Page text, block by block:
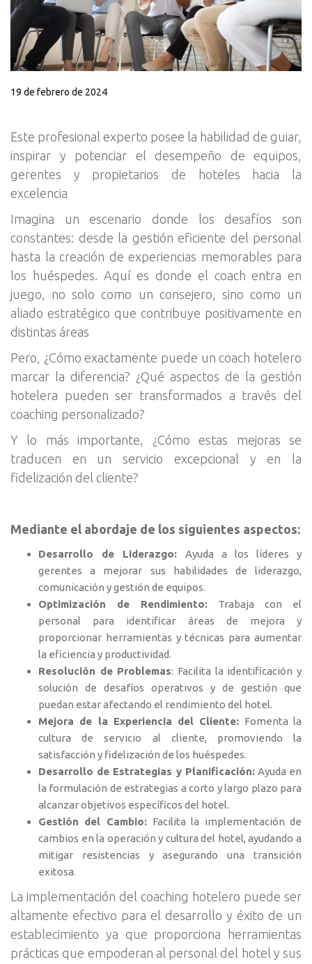
19 de febrero de 2024
Este profesional experto posee la habilidad de guiar,
inspirar y potenciar el desempeño de equipos,
gerentes y propietarios de hoteles hacia la
excelencia
Imagina un escenario donde los desafíos son
constantes: desde la gestión eficiente del personal
hasta la creación de experiencias memorables para
los huéspedes. Aquí es donde el coach entra en
juego, no solo como un consejero, sino como un
aliado estratégico que contribuye positivamente en
distintas áreas
Pero, ¿Cómo exactamente puede un coach hotelero
marcar la diferencia? ¿Qué aspectos de la gestión
hotelera pueden ser transformados a través del
coaching personalizado?
Y lo más importante, ¿Cómo estas mejoras se
traducen en un servicio excepcional y en la
fidelización del cliente?
Mediante el abordaje de los siguientes aspectos:
Desarrollo de Liderazgo: Ayuda a los líderes y
gerentes a mejorar sus habilidades de liderazgo,
comunicación y gestión de equipos.
Optimización de Rendimiento: Trabaja con el
personal para identificar áreas de mejora y
proporcionar herramientas y técnicas para aumentar
la eficiencia y productividad.
Resolución de Problemas: Facilita la identificación y
solución de desafíos operativos y de gestión que
puedan estar afectando el rendimiento del hotel.
Mejora de la Experiencia del Cliente: Fomenta la
cultura de servicio al cliente, promoviendo la
satisfacción y fidelización de los huéspedes.
Desarrollo de Estrategias y Planificación:Ayuda en
la formulación de estrategias a corto y largo plazo para
alcanzar objetivos específicos del hotel.
Gestión del Cambio: Facilita la implementación de
cambios en la operación y cultura del hotel, ayudando a
mitigar resistencias y asegurando una transición
exitosa.
La implementación del coaching hotelero puede ser
altamente efectivo para el desarrollo y éxito de un
establecimiento ya que proporciona herramientas
prácticas que empoderan al personal del hotel y sus